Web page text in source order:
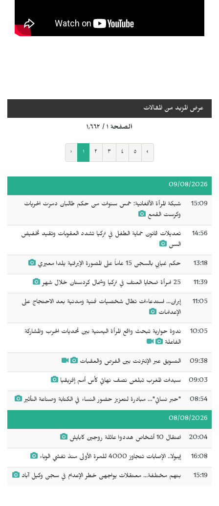
عرض المزيد من المقالات
الصفحة ١ / ١٬٦٦٢
‹ ١ ٢ ٣ ٤ ٥ ›
09/08/2026
15:09
شبكة المرأة الأفغانية: خمس سنوات من حكم طالبان دمرت الحريات
وكرست القمع
14:56
تعديلات قانون حماية الطفل في تركيا تشدد العقوبات وتقيد تخفيض
السن
13:18 حكم غيابي بالسجن 15 عاماً على المصورة الإيرانية يلدا معيري
11:39 25 امرأة ضحايا العنف في تركيا وشمال كردستان خلال شهر
11:05
إيران... استدعاءات تطال شخصيات فنية ومدنية بعد الاحتجاج على
الإعدامات
10:05
ندوة حوارية تبحث واقع المرأة اليمنية بين تحديات الحرب والمشاركة
الفاعلة
09:38 التسويق عبر الإنترنت بين الفرص والعقبات
09:03 سيدات المغرب تبلغن نصف نهائي كأس أمم إفريقيا
08:54 "حبر نسائي"… مبادرة لتعزيز حضور النساء في الكتابة وصناعة التأثير
08/08/2026
20:04 اعتقال 10 أشخاص هددوا عائلة روجين كابايش
16:08 إيبولا.. الإصابات تتجاوز 4000 للمرة الأولى منذ تفشي الوباء
15:19 بتهم مختلفة... معتقلات يواجهن خطر الإعدام في سجن وكيل آباد